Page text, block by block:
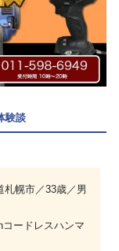
験談
札幌市／33歳／男
コードレスハンマ